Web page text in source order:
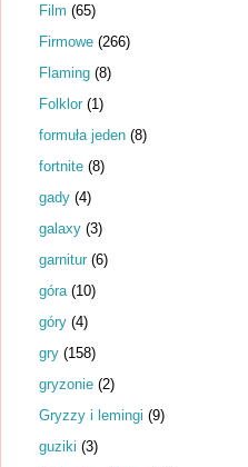
Film (65)
Firmowe (266)
Flaming (8)
Folklor (1)
formuła jeden (8)
fortnite (8)
gady (4)
galaxy (3)
garnitur (6)
góra (10)
góry (4)
gry (158)
gryzonie (2)
Gryzzy i lemingi (9)
guziki (3)